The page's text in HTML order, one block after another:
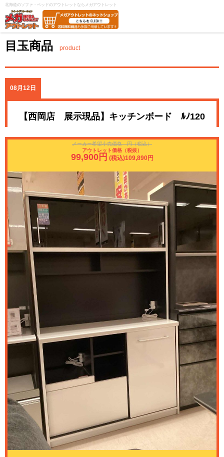
北海道のソファ・ベッドのアウトレットならメガアウトレット
目玉商品 product
08月12日
【西岡店 展示現品】キッチンボード ﾙﾉ120
メーカー希望小売価格 円（税込）
アウトレット価格（税抜）
99,900円 (税込)109,890円